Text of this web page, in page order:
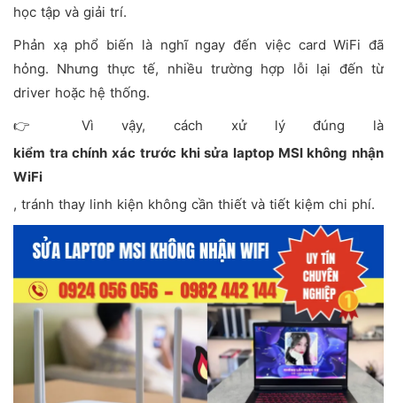
học tập và giải trí.
Phản xạ phổ biến là nghĩ ngay đến việc card WiFi đã
hỏng. Nhưng thực tế, nhiều trường hợp lỗi lại đến từ
driver hoặc hệ thống.
👉 Vì vậy, cách xử lý đúng là
kiểm tra chính xác trước khi sửa laptop MSI không nhận
WiFi
, tránh thay linh kiện không cần thiết và tiết kiệm chi phí.